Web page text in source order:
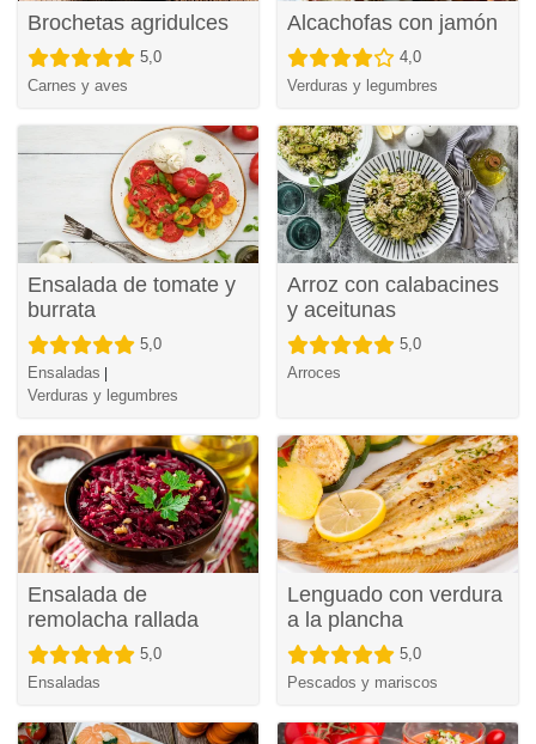
Brochetas agridulces
5,0
Carnes y aves
Alcachofas con jamón
4,0
Verduras y legumbres
Ensalada de tomate y
burrata
5,0
Ensaladas
Verduras y legumbres
Arroz con calabacines
y aceitunas
5,0
Arroces
Ensalada de
remolacha rallada
5,0
Ensaladas
Lenguado con verdura
a la plancha
5,0
Pescados y mariscos